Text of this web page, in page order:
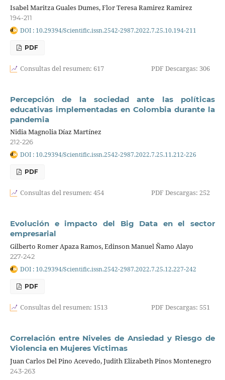
Isabel Maritza Guales Dumes, Flor Teresa Ramirez Ramirez
194-211
DOI : 10.29394/Scientific.issn.2542-2987.2022.7.25.10.194-211
PDF
Consultas del resumen: 617 PDF Descargas: 306
Percepción de la sociedad ante las políticas
educativas implementadas en Colombia durante la
pandemia
Nidia Magnolia Díaz Martínez
212-226
DOI : 10.29394/Scientific.issn.2542-2987.2022.7.25.11.212-226
PDF
Consultas del resumen: 454 PDF Descargas: 252
Evolución e impacto del Big Data en el sector
empresarial
Gilberto Romer Apaza Ramos, Edinson Manuel Ñamo Alayo
227-242
DOI : 10.29394/Scientific.issn.2542-2987.2022.7.25.12.227-242
PDF
Consultas del resumen: 1513 PDF Descargas: 551
Correlación entre Niveles de Ansiedad y Riesgo de
Violencia en Mujeres Víctimas
Juan Carlos Del Pino Acevedo, Judith Elizabeth Pinos Montenegro
243-263